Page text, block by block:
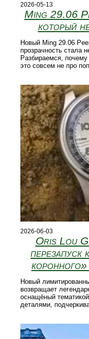
2026-05-13
Ming 29.06
который
Новый Ming 29.06
прозрачность стала
Разбираемся,
это совсем не про
2026-06-03
Oris Lou
перезапуск
Новый
возвращает
оснащёный
деталями,